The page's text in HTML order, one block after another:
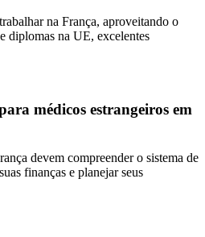
na França, aproveitando o
diplomas na UE, excelentes
médicos estrangeiros em
devem compreender o sistema de
finanças e planejar seus